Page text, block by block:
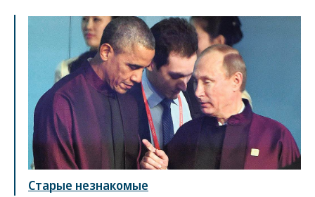
Старые незнакомые